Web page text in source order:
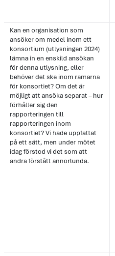
Kan en organisation som
ansöker om medel inom ett
konsortium (utlysningen 2024)
lämna in en enskild ansökan
för denna utlysning, eller
behöver det ske inom ramarna
för konsortiet? Om det är
möjligt att ansöka separat – hur
förhåller sig den
rapporteringen till
rapporteringen inom
konsortiet? Vi hade uppfattat
på ett sätt, men under mötet
idag förstod vi det som att
andra förstått annorlunda.